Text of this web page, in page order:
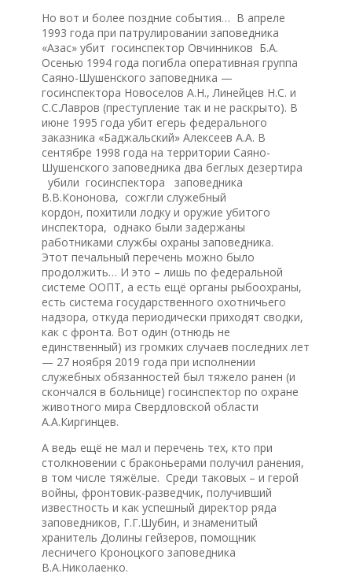
Но вот и более поздние события… В апреле
1993 года при патрулировании заповедника
«Азас» убит госинспектор Овчинников Б.А.
Осенью 1994 года погибла оперативная группа
Саяно-Шушенского заповедника —
госинспектора Новоселов А.Н., Линейцев Н.С. и
С.С.Лавров (преступление так и не раскрыто). В
июне 1995 года убит егерь федерального
заказника «Баджальский» Алексеев А.А. В
сентябре 1998 года на территории Саяно-
Шушенского заповедника два беглых дезертира
убили госинспектора заповедника
В.В.Кононова, сожгли служебный
кордон, похитили лодку и оружие убитого
инспектора, однако были задержаны
работниками службы охраны заповедника.
Этот печальный перечень можно было
продолжить… И это – лишь по федеральной
системе ООПТ, а есть ещё органы рыбоохраны,
есть система государственного охотничьего
надзора, откуда периодически приходят сводки,
как с фронта. Вот один (отнюдь не
единственный) из громких случаев последних лет
— 27 ноября 2019 года при исполнении
служебных обязанностей был тяжело ранен (и
скончался в больнице) госинспектор по охране
животного мира Свердловской области
А.А.Киргинцев.
А ведь ещё не мал и перечень тех, кто при
столкновении с браконьерами получил ранения,
в том числе тяжёлые. Среди таковых – и герой
войны, фронтовик-разведчик, получивший
известность и как успешный директор ряда
заповедников, Г.Г.Шубин, и знаменитый
хранитель Долины гейзеров, помощник
лесничего Кроноцкого заповедника
В.А.Николаенко.